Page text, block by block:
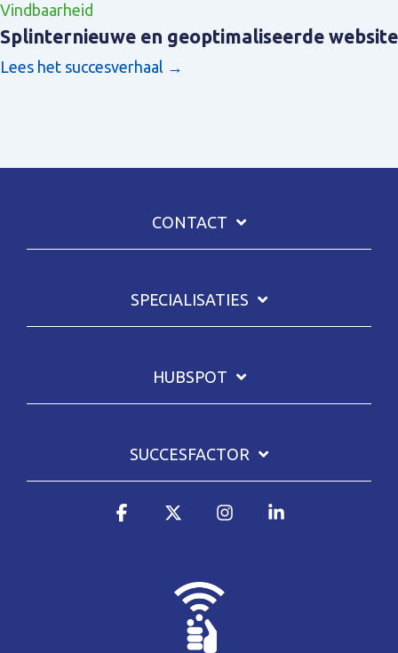
Vindbaarheid
Splinternieuwe en geoptimaliseerde website
Lees het succesverhaal →
CONTACT
SPECIALISATIES
HUBSPOT
SUCCESFACTOR
Facebook Instagram